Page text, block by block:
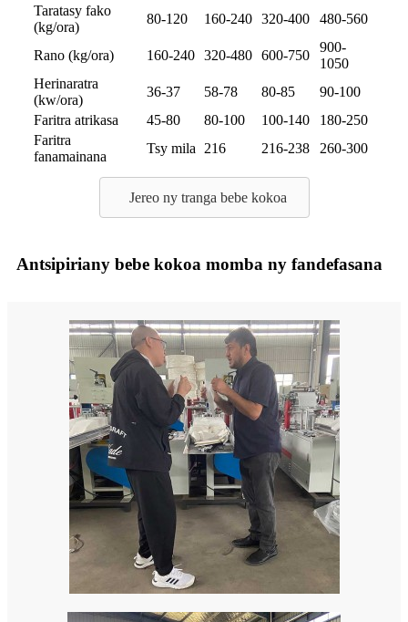
Taratasy fako
(kg/ora)
80-120 160-240 320-400 480-560
Rano (kg/ora) 160-240 320-480 600-750
900-
1050
Herinaratra
(kw/ora)
36-37 58-78 80-85
90-100
Faritra atrikasa
45-80 80-100 100-140
180-250
Faritra
fanamainana
Tsy mila 216 216-238 260-300
Jereo ny tranga bebe kokoa
Antsipiriany bebe kokoa momba ny fandefasana